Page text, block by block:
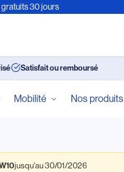
gratuits 30 jours
Satisfait ou remboursé
Mobilité Nos produits
jusqu'au 30/01/2026